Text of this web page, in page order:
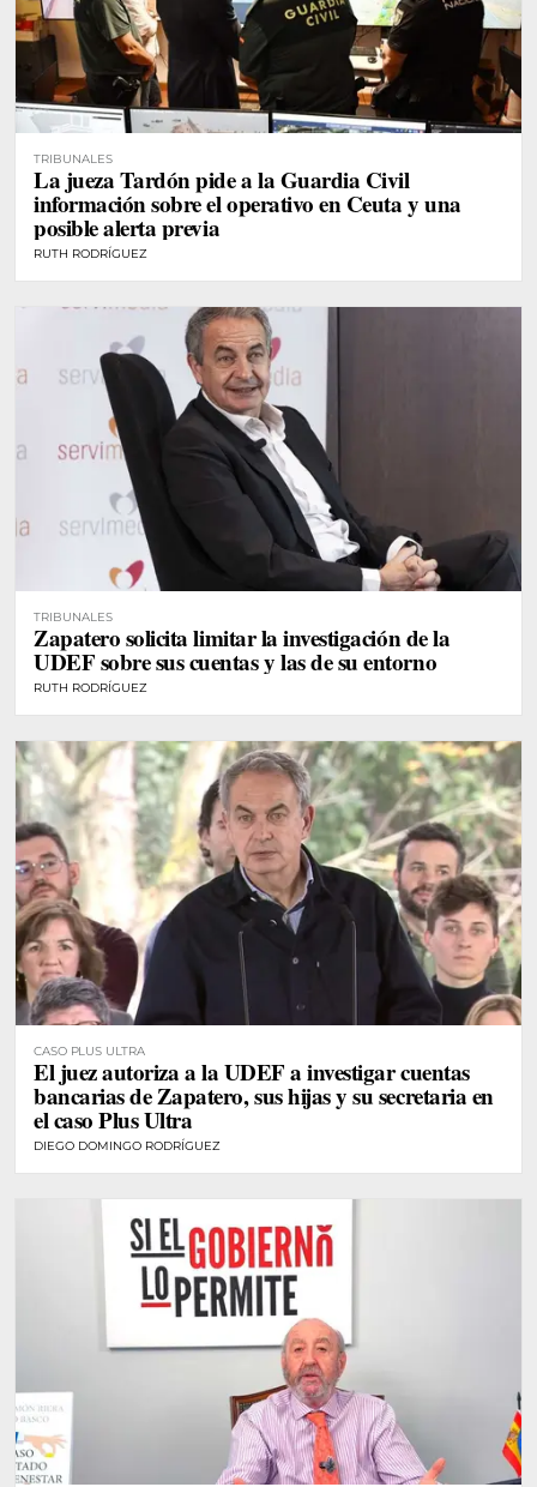
TRIBUNALES
La jueza Tardón pide a la Guardia Civil
información sobre el operativo en Ceuta y una
posible alerta previa
RUTH RODRÍGUEZ
TRIBUNALES
Zapatero solicita limitar la investigación de la
UDEF sobre sus cuentas y las de su entorno
RUTH RODRÍGUEZ
CASO PLUS ULTRA
El juez autoriza a la UDEF a investigar cuentas
bancarias de Zapatero, sus hijas y su secretaria en
el caso Plus Ultra
DIEGO DOMINGO RODRÍGUEZ